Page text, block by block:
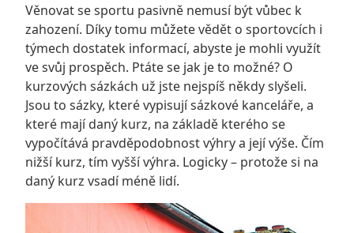
Věnovat se sportu pasivně nemusí být vůbec k
zahození. Díky tomu můžete vědět o sportovcích i
týmech dostatek informací, abyste je mohli využít
ve svůj prospěch. Ptáte se jak je to možné? O
kurzových sázkách už jste nejspíš někdy slyšeli.
Jsou to sázky, které vypisují sázkové kanceláře, a
které mají daný kurz, na základě kterého se
vypočítává pravděpodobnost výhry a její výše. Čím
nižší kurz, tím vyšší výhra. Logicky – protože si na
daný kurz vsadí méně lidí.